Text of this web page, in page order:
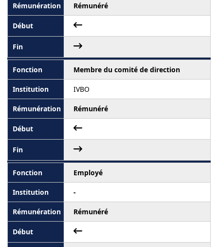
Rémunéré
Membre du comité de direction
IVBO
Rémunéré
Employé
-
Rémunéré